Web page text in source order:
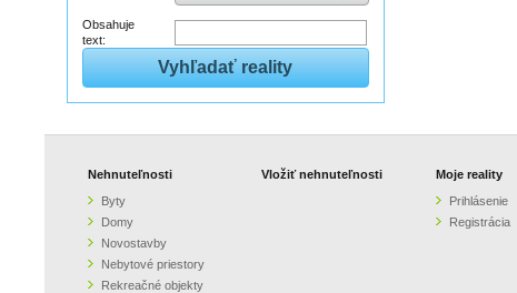
Obsahuje
text:
Nehnuteľnosti
Byty
Domy
Novostavby
Nebytové priestory
Rekreačné objekty
Vložiť nehnuteľnosti
Moje reality
Prihlásenie
Registrácia